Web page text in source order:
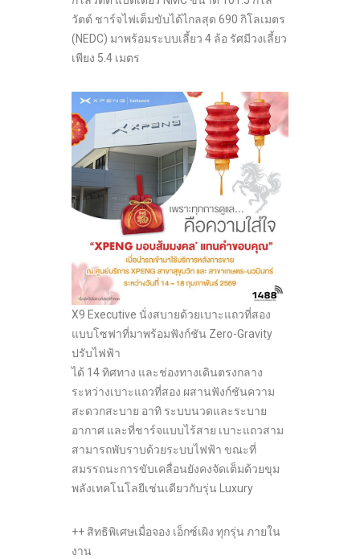
วัตต์ ชาร์จไฟเต็มขับได้ไกลสุด 690 กิโลเมตร
(NEDC) มาพร้อมระบบเลี้ยว 4 ล้อ รัศมีวงเลี้ยว
เพียง 5.4 เมตร
X9 Executive นั่งสบายด้วยเบาะแถวที่สอง
แบบโซฟาที่มาพร้อมฟังก์ชัน Zero-Gravity
ปรับไฟฟ้า
ได้ 14 ทิศทาง และช่องทางเดินตรงกลาง
ระหว่างเบาะแถวที่สอง ผสานฟังก์ชันความ
สะดวกสะบาย อาทิ ระบบนวดและระบาย
อากาศ และที่ชาร์จแบบไร้สาย เบาะแถวสาม
สามารถพับราบด้วยระบบไฟฟ้า ขณะที่
สมรรถนะการขับเคลื่อนยังคงจัดเต็มด้วยขุม
พลังเทคโนโลยีเช่นเดียวกับรุ่น Luxury
++ สิทธิพิเศษเมื่อจอง เอ็กซ์เผิง ทุกรุ่น ภายใน
งาน